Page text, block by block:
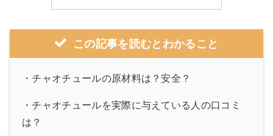
この記事を読むとわかること
・チャオチュールの原材料は？安全？
・チャオチュールを実際に与えている人の口コミ
は？